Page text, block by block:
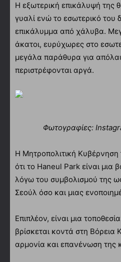
Η εξωτερική επικάλυψή της
γυαλί ενώ το εσωτερικό του
επικάλυμμα από χάλυβα.
άκατοι, ευρύχωρες στο
μεγάλα παράθυρα για
περιστρέφονται αργά.
Φωτογραφίες:
Η Μητροπολιτική Κυβέρνηση
ότι το Haneul Park είναι μια
λόγω του συμβολισμού της
Σεούλ όσο και μιας
Επιπλέον, είναι μια
βρίσκεται κοντά στη Βόρεια
αρμονία και επανένωση της